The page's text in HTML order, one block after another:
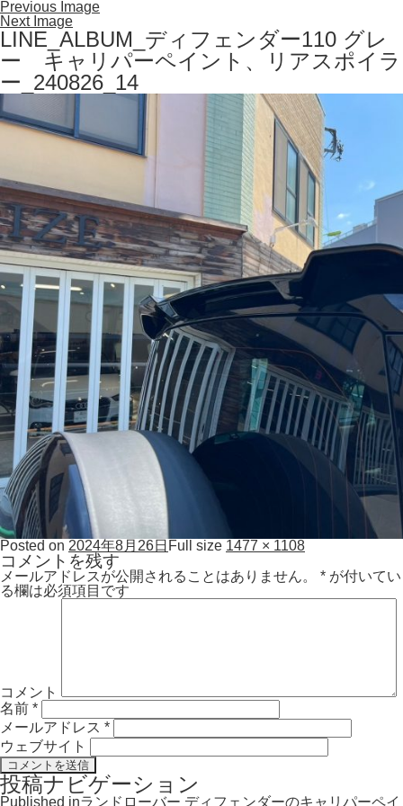
Previous Image
Next Image
LINE_ALBUM_ディフェンダー110 グレ
ー キャリパーペイント、リアスポイラ
ー_240826_14
Posted on 2024年8月26日 Full size 1477 × 1108
コメントを残す
メールアドレスが公開されることはありません。 * が付いてい
る欄は必須項目です
コメント
名前 *
メールアドレス *
ウェブサイト
投稿ナビゲーション
Published inランドローバー ディフェンダーのキャリパーペイ